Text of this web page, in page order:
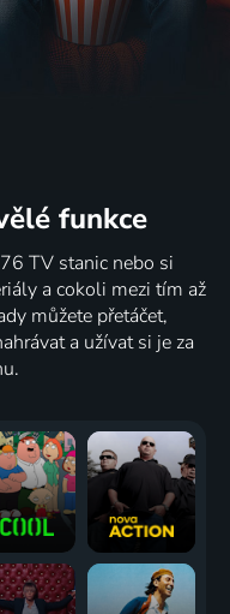
funkce
TV stanic nebo si
a cokoli mezi tím až
můžete přetáčet,
a užívat si je za